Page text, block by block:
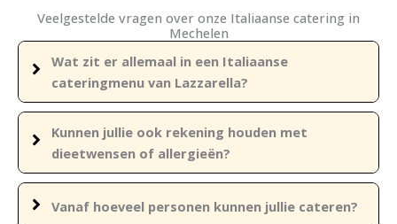
Veelgestelde vragen over onze Italiaanse catering in
Mechelen
Wat zit er allemaal in een Italiaanse
cateringmenu van Lazzarella?
Kunnen jullie ook rekening houden met
dieetwensen of allergieën?
Vanaf hoeveel personen kunnen jullie cateren?